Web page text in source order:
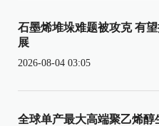
石墨烯堆垛难题被攻克 有
展
2026-08-04 03:05
全球单产最大高端聚乙烯醇